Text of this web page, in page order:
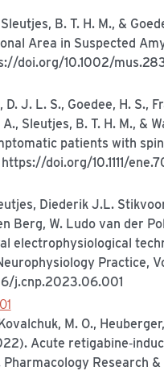
B. T. H. M., &
Area in Suspected
doi.org/10.1002/
J. L. S., Goedee, H. S.,
A., Sleutjes, B. T. H. M., &
patients with
doi.org/10.1111/
Diederik J.L.
Berg, W. Ludo van der
electrophysiological
Practice,
j.cnp.2023.06.001
M. O.,
Acute
Research